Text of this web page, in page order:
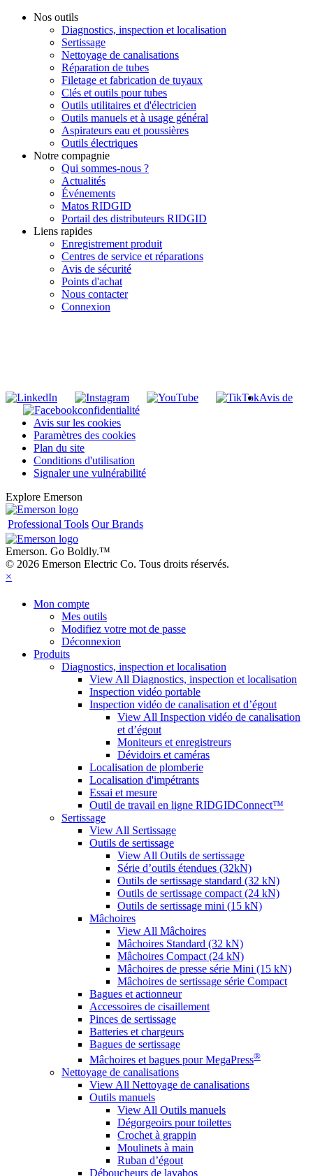
Nos outils
Diagnostics, inspection et localisation
Sertissage
Nettoyage de canalisations
Réparation de tubes
Filetage et fabrication de tuyaux
Clés et outils pour tubes
Outils utilitaires et d'électricien
Outils manuels et à usage général
Aspirateurs eau et poussières
Outils électriques
Notre compagnie
Qui sommes-nous ?
Actualités
Événements
Matos RIDGID
Portail des distributeurs RIDGID
Liens rapides
Enregistrement produit
Centres de service et réparations
Avis de sécurité
Points d'achat
Nous contacter
Connexion
Avis de
confidentialité
Avis sur les cookies
Paramètres des cookies
Plan du site
Conditions d'utilisation
Signaler une vulnérabilité
Explore Emerson
Professional Tools Our Brands
Emerson. Go Boldly.™
© 2026 Emerson Electric Co. Tous droits réservés.
×
Mon compte
Mes outils
Modifiez votre mot de passe
Déconnexion
Produits
Diagnostics, inspection et localisation
View All Diagnostics, inspection et localisation
Inspection vidéo portable
Inspection vidéo de canalisation et d’égout
View All Inspection vidéo de canalisation
et d’égout
Moniteurs et enregistreurs
Dévidoirs et caméras
Localisation de plomberie
Localisation d'impétrants
Essai et mesure
Outil de travail en ligne RIDGIDConnect™
Sertissage
View All Sertissage
Outils de sertissage
View All Outils de sertissage
Série d’outils étendues (32kN)
Outils de sertissage standard (32 kN)
Outils de sertissage compact (24 kN)
Outils de sertissage mini (15 kN)
Mâchoires
View All Mâchoires
Mâchoires Standard (32 kN)
Mâchoires Compact (24 kN)
Mâchoires de presse série Mini (15 kN)
Mâchoires de sertissage série Compact
Bagues et actionneur
Accessoires de cisaillement
Pinces de sertissage
Batteries et chargeurs
Bagues de sertissage
Mâchoires et bagues pour MegaPress®
Nettoyage de canalisations
View All Nettoyage de canalisations
Outils manuels
View All Outils manuels
Dégorgeoirs pour toilettes
Crochet à grappin
Moulinets à main
Ruban d’égout
Déboucheurs de lavabos